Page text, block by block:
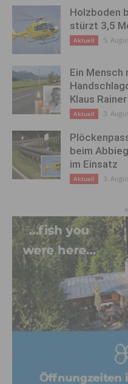
Holzboden
stürzt 3,5
Aktuell 5.
Ein Mensch
Klaus Rainer
Aktuell 3.
beim
im Einsatz
Aktuell 3.